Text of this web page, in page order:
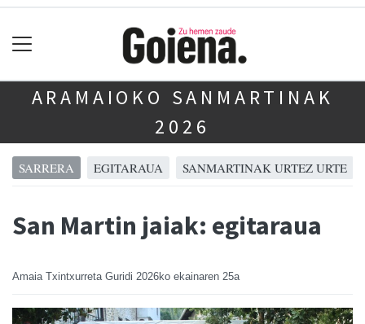
ARAMAIOKO SANMARTINAK
2026
SARRERA EGITARAUA SANMARTINAK URTEZ URTE
San Martin jaiak: egitaraua
Amaia Txintxurreta Guridi 2026ko ekainaren 25a